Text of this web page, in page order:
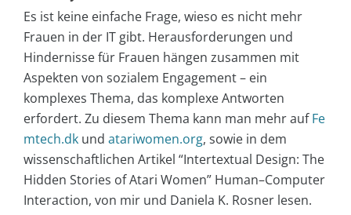
Es ist keine einfache Frage, wieso es nicht mehr
Frauen in der IT gibt. Herausforderungen und
Hindernisse für Frauen hängen zusammen mit
Aspekten von sozialem Engagement – ein
komplexes Thema, das komplexe Antworten
erfordert. Zu diesem Thema kann man mehr aufFe
mtech.dk und atariwomen.org, sowie in dem
wissenschaftlichen Artikel “Intertextual Design: The
Hidden Stories of Atari Women” Human–Computer
Interaction, von mir und Daniela K. Rosner lesen.